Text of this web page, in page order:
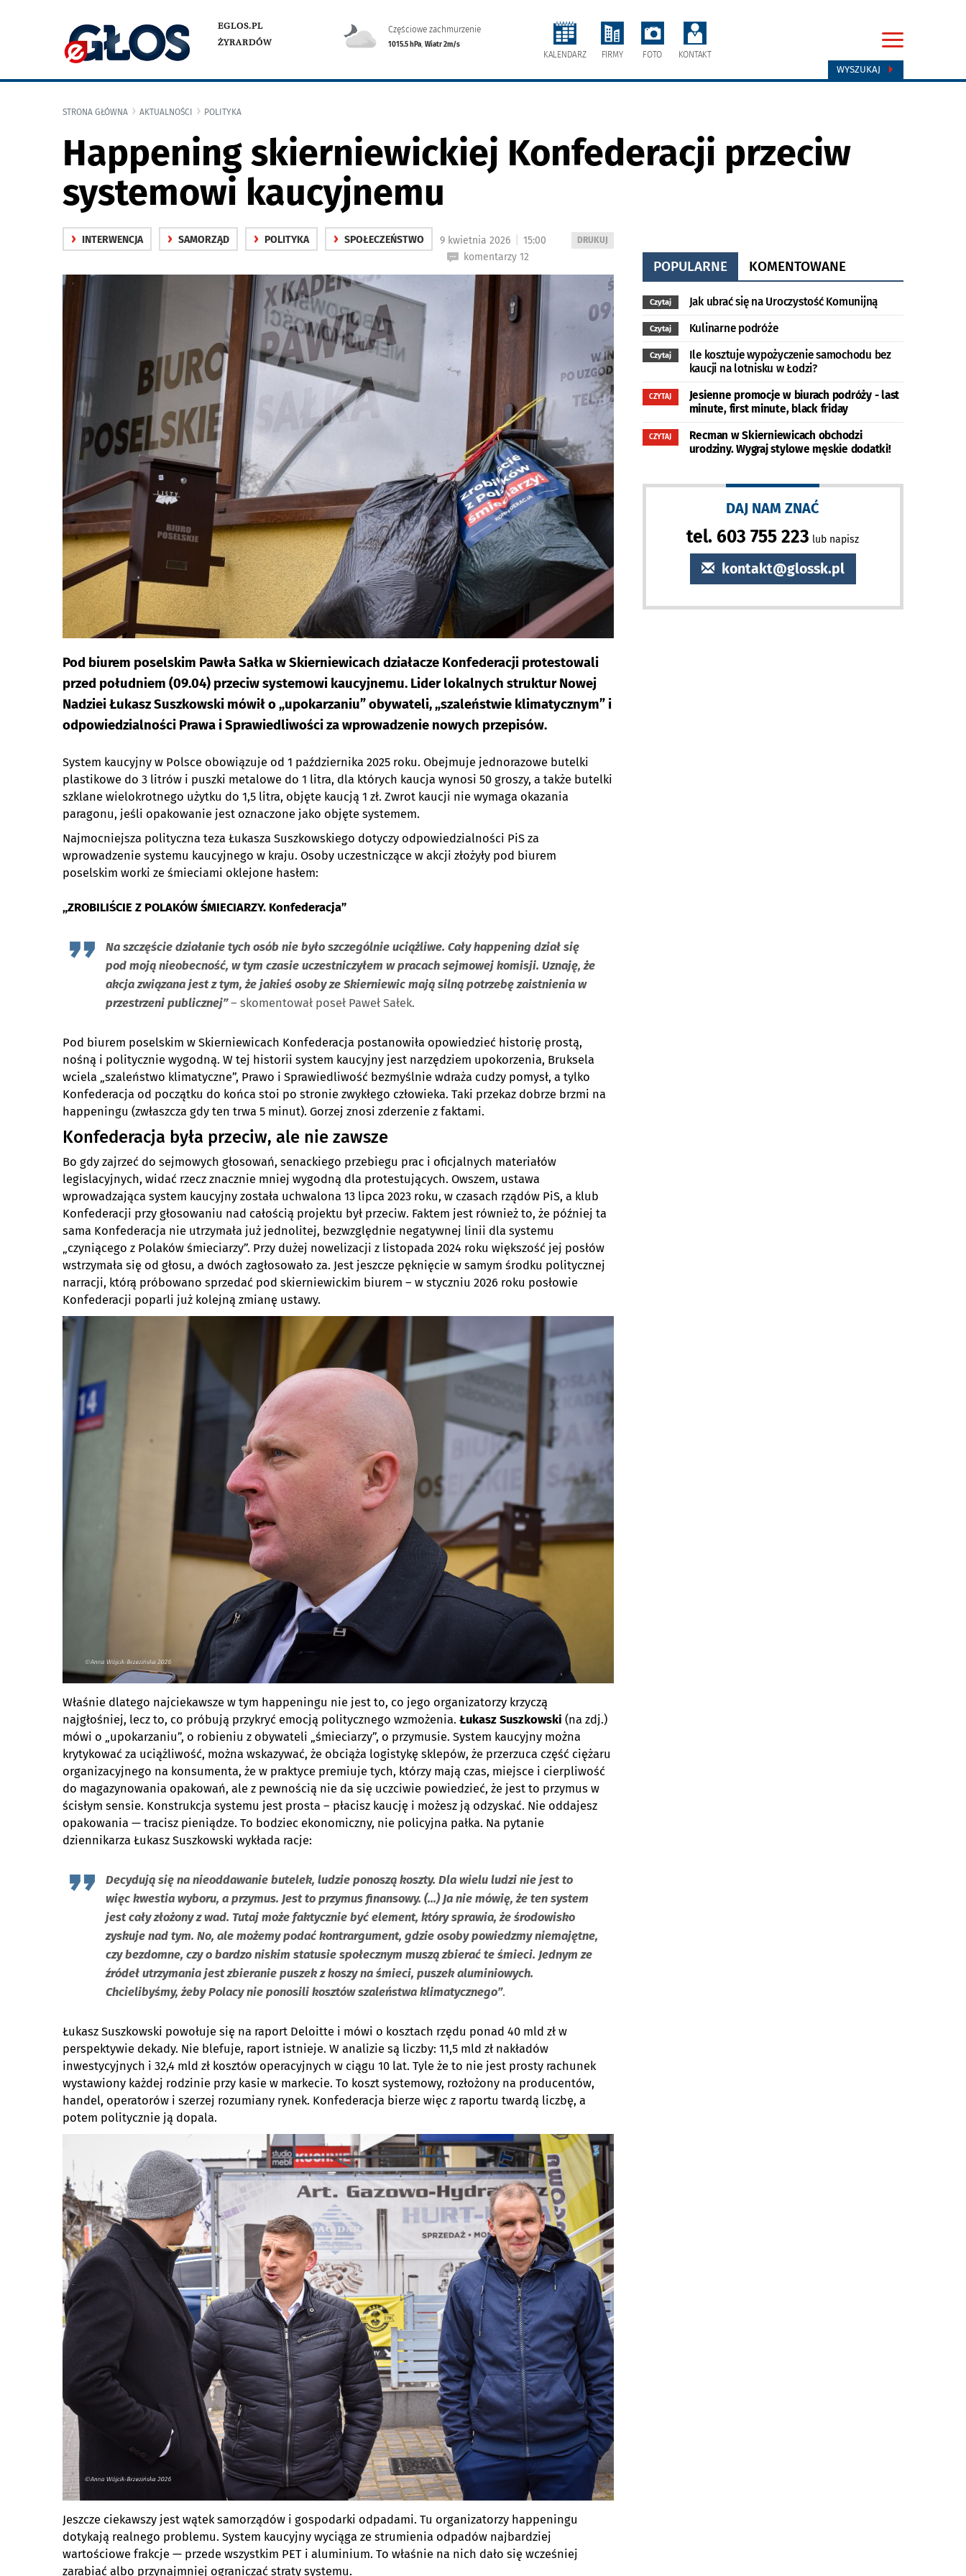
EGLOS.PL
ŻYRARDÓW
Częściowe zachmurzenie
1015.5 hPa,Wiatr 2m/s
KALENDARZ FIRMY FOTO KONTAKT
WYSZUKAJ
STRONA GŁÓWNA AKTUALNOŚCI POLITYKA
Happening skierniewickiej Konfederacji przeciw
systemowi kaucyjnemu
› INTERWENCJA › SAMORZĄD › POLITYKA › SPOŁECZEŃSTWO
WYDRUKUJ
DRUKUJ
9 kwietnia 2026
15:00
komentarzy 12
Pod biurem poselskim Pawła Sałka w Skierniewicach działacze Konfederacji protestowali
przed południem (09.04) przeciw systemowi kaucyjnemu. Lider lokalnych struktur Nowej
Nadziei Łukasz Suszkowski mówił o „upokarzaniu” obywateli, „szaleństwie klimatycznym” i
odpowiedzialności Prawa i Sprawiedliwości za wprowadzenie nowych przepisów.
System kaucyjny w Polsce obowiązuje od 1 października 2025 roku. Obejmuje jednorazowe butelki
plastikowe do 3 litrów i puszki metalowe do 1 litra, dla których kaucja wynosi 50 groszy, a także butelki
szklane wielokrotnego użytku do 1,5 litra, objęte kaucją 1 zł. Zwrot kaucji nie wymaga okazania
paragonu, jeśli opakowanie jest oznaczone jako objęte systemem.
Najmocniejsza polityczna teza Łukasza Suszkowskiego dotyczy odpowiedzialności PiS za
wprowadzenie systemu kaucyjnego w kraju. Osoby uczestniczące w akcji złożyły pod biurem
poselskim worki ze śmieciami oklejone hasłem:
„ZROBILIŚCIE Z POLAKÓW ŚMIECIARZY. Konfederacja”
Na szczęście działanie tych osób nie było szczególnie uciążliwe. Cały happening dział się
pod moją nieobecność, w tym czasie uczestniczyłem w pracach sejmowej komisji. Uznaję, że
akcja związana jest z tym, że jakieś osoby ze Skierniewic mają silną potrzebę zaistnienia w
przestrzeni publicznej”– skomentował poseł Paweł Sałek.
Pod biurem poselskim w Skierniewicach Konfederacja postanowiła opowiedzieć historię prostą,
nośną i politycznie wygodną. W tej historii system kaucyjny jest narzędziem upokorzenia, Bruksela
wciela „szaleństwo klimatyczne”, Prawo i Sprawiedliwość bezmyślnie wdraża cudzy pomysł, a tylko
Konfederacja od początku do końca stoi po stronie zwykłego człowieka. Taki przekaz dobrze brzmi na
happeningu (zwłaszcza gdy ten trwa 5 minut). Gorzej znosi zderzenie z faktami.
Konfederacja była przeciw, ale nie zawsze
Bo gdy zajrzeć do sejmowych głosowań, senackiego przebiegu prac i oficjalnych materiałów
legislacyjnych, widać rzecz znacznie mniej wygodną dla protestujących. Owszem, ustawa
wprowadzająca system kaucyjny została uchwalona 13 lipca 2023 roku, w czasach rządów PiS, a klub
Konfederacji przy głosowaniu nad całością projektu był przeciw. Faktem jest również to, że później ta
sama Konfederacja nie utrzymała już jednolitej, bezwzględnie negatywnej linii dla systemu
„czyniącego z Polaków śmieciarzy”. Przy dużej nowelizacji z listopada 2024 roku większość jej posłów
wstrzymała się od głosu, a dwóch zagłosowało za. Jest jeszcze pęknięcie w samym środku politycznej
narracji, którą próbowano sprzedać pod skierniewickim biurem – w styczniu 2026 roku posłowie
Konfederacji poparli już kolejną zmianę ustawy.
Właśnie dlatego najciekawsze w tym happeningu nie jest to, co jego organizatorzy krzyczą
najgłośniej, lecz to, co próbują przykryć emocją politycznego wzmożenia. Łukasz Suszkowski (na zdj.)
mówi o „upokarzaniu”, o robieniu z obywateli „śmieciarzy”, o przymusie. System kaucyjny można
krytykować za uciążliwość, można wskazywać, że obciąża logistykę sklepów, że przerzuca część ciężaru
organizacyjnego na konsumenta, że w praktyce premiuje tych, którzy mają czas, miejsce i cierpliwość
do magazynowania opakowań, ale z pewnością nie da się uczciwie powiedzieć, że jest to przymus w
ścisłym sensie. Konstrukcja systemu jest prosta – płacisz kaucję i możesz ją odzyskać. Nie oddajesz
opakowania — tracisz pieniądze. To bodziec ekonomiczny, nie policyjna pałka. Na pytanie
dziennikarza Łukasz Suszkowski wykłada racje:
Decydują się na nieoddawanie butelek, ludzie ponoszą koszty. Dla wielu ludzi nie jest to
więc kwestia wyboru, a przymus. Jest to przymus finansowy. (…) Ja nie mówię, że ten system
jest cały złożony z wad. Tutaj może faktycznie być element, który sprawia, że środowisko
zyskuje nad tym. No, ale możemy podać kontrargument, gdzie osoby powiedzmy niemajętne,
czy bezdomne, czy o bardzo niskim statusie społecznym muszą zbierać te śmieci. Jednym ze
źródeł utrzymania jest zbieranie puszek z koszy na śmieci, puszek aluminiowych.
Chcielibyśmy, żeby Polacy nie ponosili kosztów szaleństwa klimatycznego”.
Łukasz Suszkowski powołuje się na raport Deloitte i mówi o kosztach rzędu ponad 40 mld zł w
perspektywie dekady. Nie blefuje, raport istnieje. W analizie są liczby: 11,5 mld zł nakładów
inwestycyjnych i 32,4 mld zł kosztów operacyjnych w ciągu 10 lat. Tyle że to nie jest prosty rachunek
wystawiony każdej rodzinie przy kasie w markecie. To koszt systemowy, rozłożony na producentów,
handel, operatorów i szerzej rozumiany rynek. Konfederacja bierze więc z raportu twardą liczbę, a
potem politycznie ją dopala.
Jeszcze ciekawszy jest wątek samorządów i gospodarki odpadami. Tu organizatorzy happeningu
dotykają realnego problemu. System kaucyjny wyciąga ze strumienia odpadów najbardziej
wartościowe frakcje — przede wszystkim PET i aluminium. To właśnie na nich dało się wcześniej
zarabiać albo przynajmniej ograniczać straty systemu.
POPULARNE KOMENTOWANE
Czytaj Jak ubrać się na Uroczystość Komunijną
Czytaj Kulinarne podróże
Czytaj
Ile kosztuje wypożyczenie samochodu bez
kaucji na lotnisku w Łodzi?
CZYTAJ
Jesienne promocje w biurach podróży - last
minute, first minute, black friday
CZYTAJ
Recman w Skierniewicach obchodzi
urodziny. Wygraj stylowe męskie dodatki!
DAJ NAM ZNAĆ
tel. 603 755 223 lub napisz
kontakt@glossk.pl